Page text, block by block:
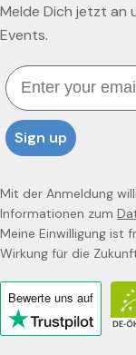
Melde Dich jetzt an
Events.
Email
Sign up
Mit der Anmeldung
Informationen zum
Meine Einwilligung ist
Wirkung für die
Bewerte uns auf
Click
to